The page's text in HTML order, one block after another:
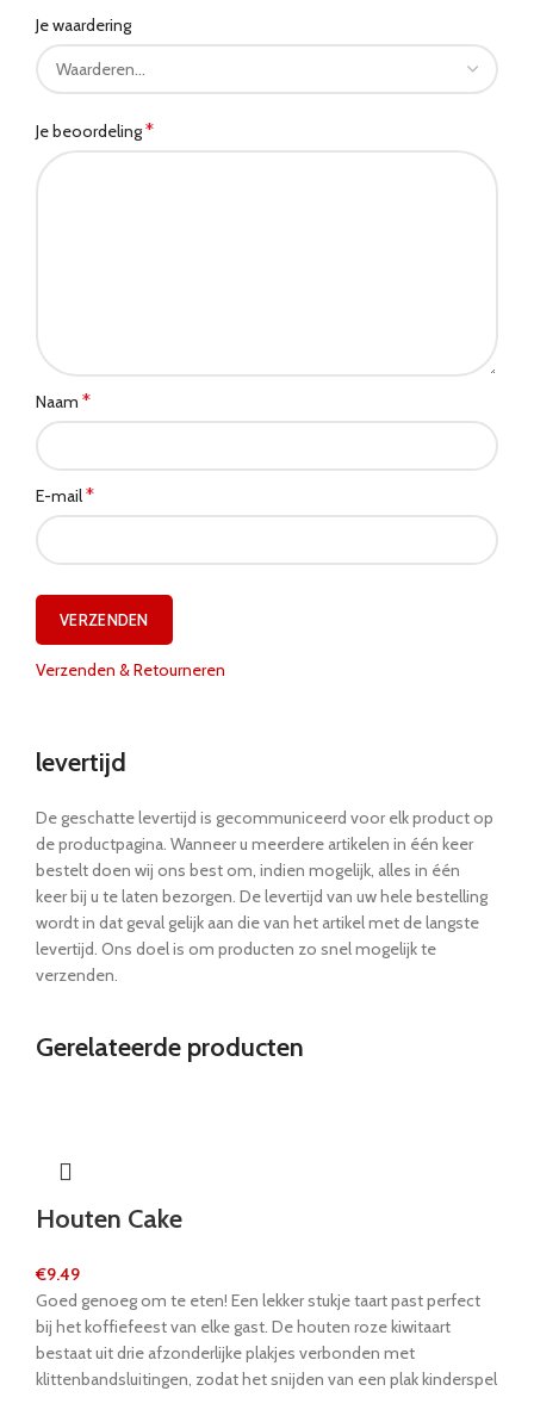
Je waardering
Je beoordeling*
Naam *
E-mail*
Verzenden & Retourneren
levertijd
De geschatte levertijd is gecommuniceerd voor elk product op
de productpagina. Wanneer u meerdere artikelen in één keer
bestelt doen wij ons best om, indien mogelijk, alles in één
keer bij u te laten bezorgen. De levertijd van uw hele bestelling
wordt in dat geval gelijk aan die van het artikel met de langste
levertijd. Ons doel is om producten zo snel mogelijk te
verzenden.
Gerelateerde producten
Houten Cake
€9.49
Goed genoeg om te eten! Een lekker stukje taart past perfect
bij het koffiefeest van elke gast. De houten roze kiwitaart
bestaat uit drie afzonderlijke plakjes verbonden met
klittenbandsluitingen, zodat het snijden van een plak kinderspel